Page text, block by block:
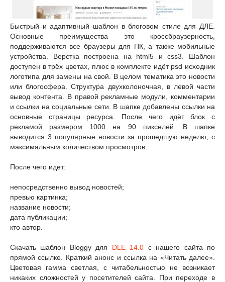
Быстрый и адаптивный шаблон в блоговом стиле для ДЛЕ.
Основные преимущества это кроссбраузерность,
поддерживаются все браузеры для ПК, а также мобильные
устройства. Верстка построена на html5 и css3. Шаблон
доступен в трёх цветах, плюс в комплекте идёт psd исходник
логотипа для замены на свой. В целом тематика это новости
или блогосфера. Структура двухколоночная, в левой части
вывод контента. В правой рекламные модули, комментарии
и ссылки на социальные сети. В шапке добавлены ссылки на
основные страницы ресурса. После чего идёт блок с
рекламой размером 1000 на 90 пикселей. В шапке
выводится 3 популярные новости за прошедшую неделю, с
максимальным количеством просмотров.
После чего идет:
непосредственно вывод новостей;
превью картинка;
название новости;
дата публикации;
кто автор.
Скачать шаблон Bloggy для DLE 14.0 c нашего сайта по
прямой ссылке. Краткий анонс и ссылка на «Читать далее».
Цветовая гамма светлая, с читабельностью не возникает
никаких сложностей у посетителей сайта. При переходе в